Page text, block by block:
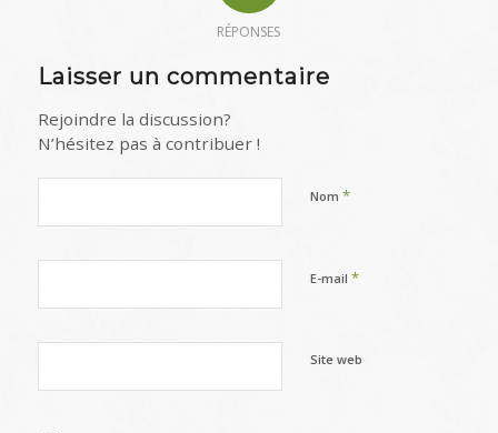
RÉPONSES
Laisser un commentaire
Rejoindre la discussion?
N’hésitez pas à contribuer !
Nom *
E-mail *
Site web